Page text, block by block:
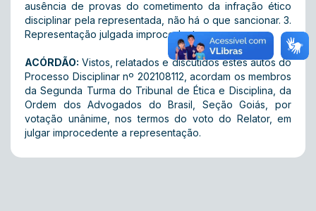
ausência de provas do cometimento da infração ético
disciplinar pela representada, não há o que sancionar. 3.
Representação julgada improcedente.
ACÓRDÃO: Vistos, relatados e discutidos estes autos do
Processo Disciplinar nº 202108112, acordam os membros
da Segunda Turma do Tribunal de Ética e Disciplina, da
Ordem dos Advogados do Brasil, Seção Goiás, por
votação unânime, nos termos do voto do Relator, em
julgar improcedente a representação.